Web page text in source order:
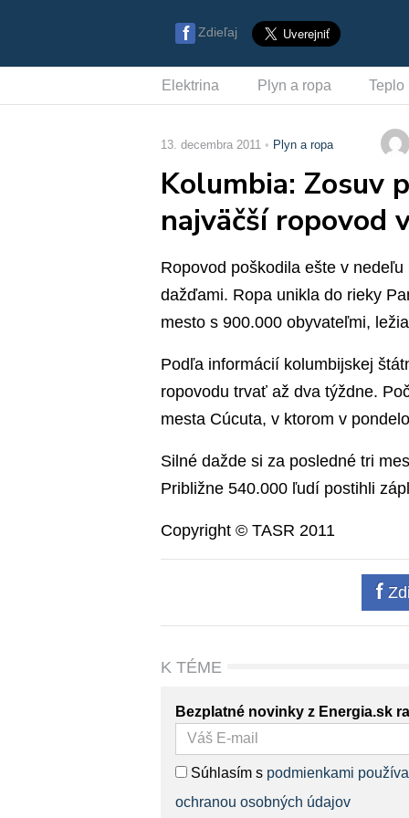
Zdieľaj
Elektrina Plyn a ropa Teplo
13. decembra 2011 Plyn a ropa
Kolumbia: Zosuv
najväčší ropovod
Ropovod poškodila ešte v
dažďami. Ropa unikla do rieky
mesto s 900.000 obyvateľmi,
Podľa informácií kolumbijskej
ropovodu trvať až dva týždne.
mesta Cúcuta, v ktorom v
Silné dažde si za posledné tri
Približne 540.000 ľudí postihli
Copyright © TASR 2011
K TÉME
Bezplatné novinky z Energia.sk
Súhlasím s podmienkami
ochranou osobných údajov